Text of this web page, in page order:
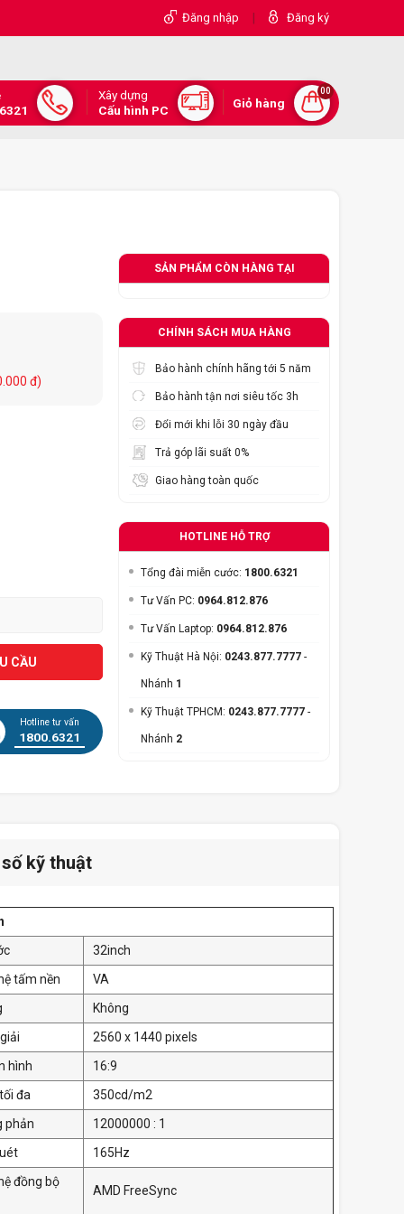
Đăng nhập | Đăng ký
Xây dựng
Cấu hình PC
Giỏ hàng
00
đ)
CẦU
Hotline tư vấn
1800.6321
SẢN PHẨM CÒN HÀNG TẠI
CHÍNH SÁCH MUA HÀNG
Bảo hành chính hãng tới 5 năm
Bảo hành tận nơi siêu tốc 3h
Đổi mới khi lỗi 30 ngày đầu
Trả góp lãi suất 0%
Giao hàng toàn quốc
HOTLINE HỖ TRỢ
Tổng đài miễn cước: 1800.6321
Tư Vấn PC: 0964.812.876
Tư Vấn Laptop: 0964.812.876
Kỹ Thuật Hà Nội: 0243.877.7777 -
Nhánh 1
Kỹ Thuật TPHCM: 0243.877.7777 -
Nhánh 2
kỹ thuật
32inch
tấm nền
VA
Không
2560 x 1440 pixels
hình
16:9
đa
350cd/m2
phản
12000000 : 1
165Hz
đồng bộ
AMD FreeSync